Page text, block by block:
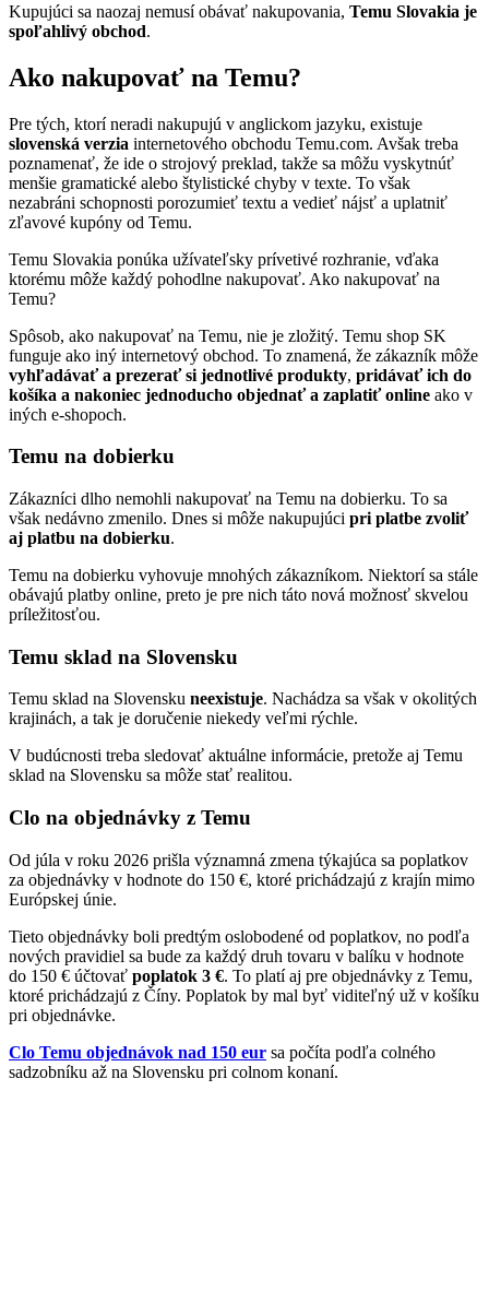
Kupujúci sa naozaj nemusí obávať nakupovania, Temu Slovakia je
spoľahlivý obchod.
Ako nakupovať na Temu?
Pre tých, ktorí neradi nakupujú v anglickom jazyku, existuje
slovenská verzia internetového obchodu Temu.com. Avšak treba
poznamenať, že ide o strojový preklad, takže sa môžu vyskytnúť
menšie gramatické alebo štylistické chyby v texte. To však
nezabráni schopnosti porozumieť textu a vedieť nájsť a uplatniť
zľavové kupóny od Temu.
Temu Slovakia ponúka užívateľsky prívetivé rozhranie, vďaka
ktorému môže každý pohodlne nakupovať. Ako nakupovať na
Temu?
Spôsob, ako nakupovať na Temu, nie je zložitý. Temu shop SK
funguje ako iný internetový obchod. To znamená, že zákazník môže
vyhľadávať a prezerať si jednotlivé produkty, pridávať ich do
košíka a nakoniec jednoducho objednať a zaplatiť online ako v
iných e-shopoch.
Temu na dobierku
Zákazníci dlho nemohli nakupovať na Temu na dobierku. To sa
však nedávno zmenilo. Dnes si môže nakupujúci pri platbe zvoliť
aj platbu na dobierku.
Temu na dobierku vyhovuje mnohých zákazníkom. Niektorí sa stále
obávajú platby online, preto je pre nich táto nová možnosť skvelou
príležitosťou.
Temu sklad na Slovensku
Temu sklad na Slovensku neexistuje. Nachádza sa však v okolitých
krajinách, a tak je doručenie niekedy veľmi rýchle.
V budúcnosti treba sledovať aktuálne informácie, pretože aj Temu
sklad na Slovensku sa môže stať realitou.
Clo na objednávky z Temu
Od júla v roku 2026 prišla významná zmena týkajúca sa poplatkov
za objednávky v hodnote do 150 €, ktoré prichádzajú z krajín mimo
Európskej únie.
Tieto objednávky boli predtým oslobodené od poplatkov, no podľa
nových pravidiel sa bude za každý druh tovaru v balíku v hodnote
do 150 € účtovať poplatok 3 €. To platí aj pre objednávky z Temu,
ktoré prichádzajú z Číny. Poplatok by mal byť viditeľný už v košíku
pri objednávke.
Clo Temu objednávok nad 150 eur sa počíta podľa colného
sadzobníku až na Slovensku pri colnom konaní.